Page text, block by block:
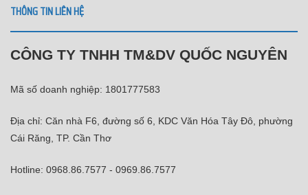
THÔNG TIN LIÊN HỆ
CÔNG TY TNHH TM&DV QUỐC NGUYÊN
Mã số doanh nghiệp: 1801777583
Địa chỉ: Căn nhà F6, đường số 6, KDC Văn Hóa Tây Đô, phường
Cái Răng, TP. Cần Thơ
Hotline: 0968.86.7577 - 0969.86.7577